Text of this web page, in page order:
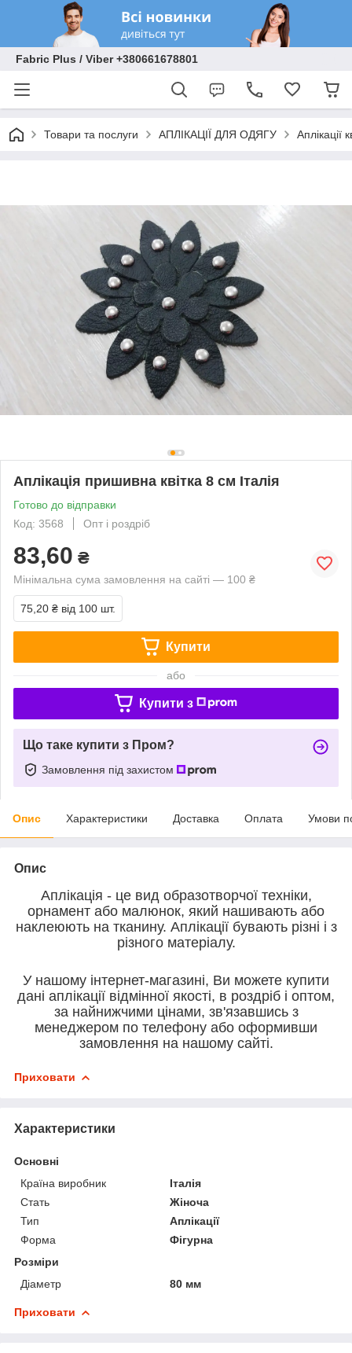
Fabric Plus / Viber +380661678801
Товари та послуги АПЛІКАЦІЇ ДЛЯ ОДЯГУ Аплікації
Аплікація пришивна квітка 8 см Італія
Готово до відправки
Код: 3568
Опт і роздріб
83,60 ₴
Мінімальна сума замовлення на сайті — 100 ₴
75,20 ₴ від 100 шт.
Купити
або
Купити з
Що таке купити з Пром?
Замовлення під захистом
Опис Характеристики Доставка Оплата Умови
Опис
Аплікація - це вид образотворчої техніки,
орнамент або малюнок, який нашивають або
наклеюють на тканину. Аплікації бувають різні і з
різного матеріалу.
У нашому інтернет-магазині, Ви можете купити
дані аплікації відмінної якості, в роздріб і оптом,
за найнижчими цінами, зв'язавшись з
менеджером по телефону або оформивши
замовлення на нашому сайті.
Приховати
Характеристики
Основні
Країна виробник
Італія
Стать
Жіноча
Тип
Аплікації
Форма
Фігурна
Розміри
Діаметр
80 мм
Приховати